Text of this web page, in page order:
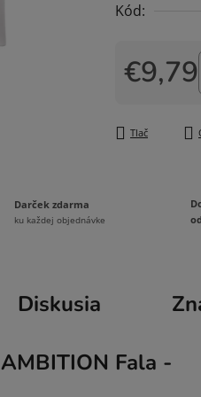
0,0
hviezdičiek.
Kód:
€9,79
Tlač
Darček zdarma
ku každej objednávke
Diskusia
AMBITION Fala -